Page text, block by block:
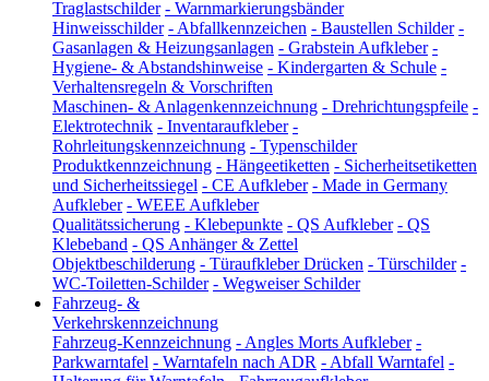
Traglastschilder - Warnmarkierungsbänder
Hinweisschilder - Abfallkennzeichen - Baustellen Schilder -
Gasanlagen & Heizungsanlagen - Grabstein Aufkleber -
Hygiene- & Abstandshinweise - Kindergarten & Schule -
Verhaltensregeln & Vorschriften
Maschinen- & Anlagenkennzeichnung - Drehrichtungspfeile -
Elektrotechnik - Inventaraufkleber -
Rohrleitungskennzeichnung - Typenschilder
Produktkennzeichnung - Hängeetiketten - Sicherheitsetiketten
und Sicherheitssiegel - CE Aufkleber - Made in Germany
Aufkleber - WEEE Aufkleber
Qualitätssicherung - Klebepunkte - QS Aufkleber - QS
Klebeband - QS Anhänger & Zettel
Objektbeschilderung - Türaufkleber Drücken - Türschilder -
WC-Toiletten-Schilder - Wegweiser Schilder
Fahrzeug- &
Verkehrskennzeichnung
Fahrzeug-Kennzeichnung - Angles Morts Aufkleber -
Parkwarntafel - Warntafeln nach ADR - Abfall Warntafel -